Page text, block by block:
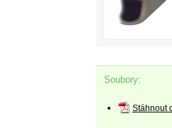
Soubory:
Stáhnout